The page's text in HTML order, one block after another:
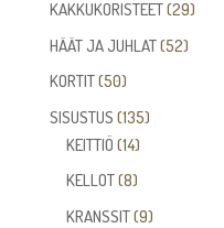
KAKKUKORISTEET 2929
HÄÄT JA JUHLAT 5252
KORTIT 5050
tuotetta
SISUSTUS 135135
KEITTIÖ 1414
tuotetta
KELLOT 88
tuotetta
KRANSSIT 99